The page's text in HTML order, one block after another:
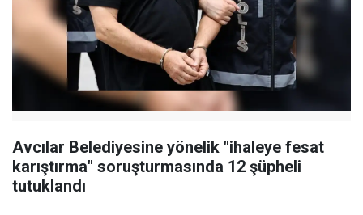
Avcılar Belediyesine yönelik "ihaleye fesat
karıştırma" soruşturmasında 12 şüpheli
tutuklandı